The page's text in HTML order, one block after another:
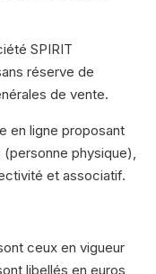
SPIRIT
réserve de
de vente.
en ligne proposant
physique),
et associatif.
ceux en vigueur
libellés en euros